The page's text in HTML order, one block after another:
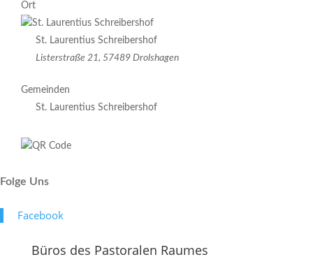
Ort
St. Laurentius Schreibershof
Listerstraße 21, 57489 Drolshagen
Gemeinden
St. Laurentius Schreibershof
Folge Uns
Face­book
Büros des Pastoralen Raumes